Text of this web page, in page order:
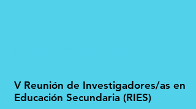
V Reunión de Investigadores/as en
Educación Secundaria (RIES)